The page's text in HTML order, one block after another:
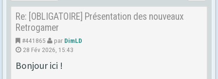
Re: [OBLIGATOIRE] Présentation des nouveaux
Retrogamer
#441865 par DimLD
28 Fév 2026, 15:43
Bonjour ici !